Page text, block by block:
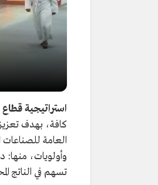
استراتيجية
كافة، بهدف تعزيز
العامة
وأولويات، منها:
تسهم في الناتج